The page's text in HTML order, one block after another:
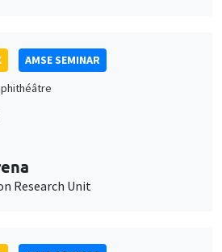
AMSE SEMINAR
Research Unit